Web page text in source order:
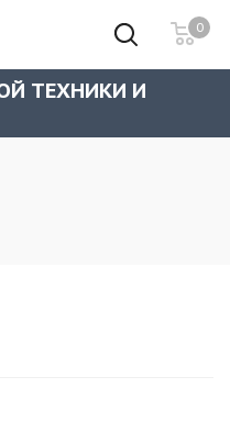
0
ТЕХНИКИ И